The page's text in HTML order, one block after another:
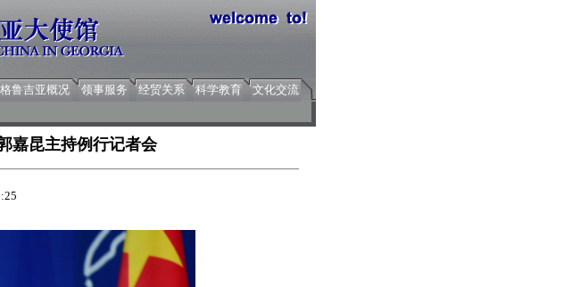
格鲁吉亚概况 领事服务 经贸关系 科学教育
文化交流
嘉昆主持例行记者会